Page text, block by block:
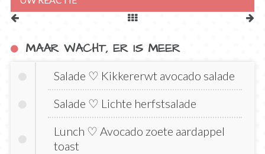
MAAR WACHT, ER IS MEER
Salade ♡ Kikkererwt avocado salade
Salade ♡ Lichte herfstsalade
Lunch ♡ Avocado zoete aardappel
toast